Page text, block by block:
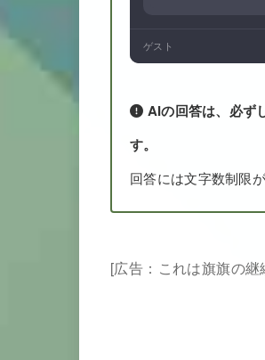
ゲスト
AIの回答は、必ず
す。
回答には文字数制限
[広告：これは旗旗の